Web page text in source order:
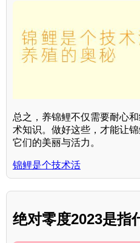
总之，养锦鲤不仅需要耐心
术知识。做好这些，才能让
它们的美丽与活力。
锦鲤是个技术活
绝对零度2023是指